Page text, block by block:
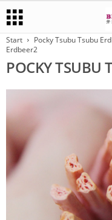
Start Pocky Tsubu Tsubu
Erdbeer2
POCKY TSUBU